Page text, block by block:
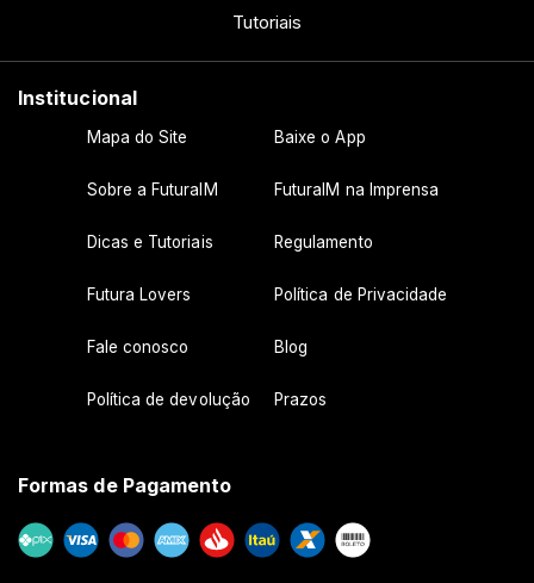
Tutoriais
Institucional
Mapa do Site Baixe o App
Sobre a FuturaIM FuturaIM na Imprensa
Dicas e Tutoriais Regulamento
Futura Lovers Política de Privacidade
Fale conosco Blog
Política de devolução Prazos
Formas de Pagamento